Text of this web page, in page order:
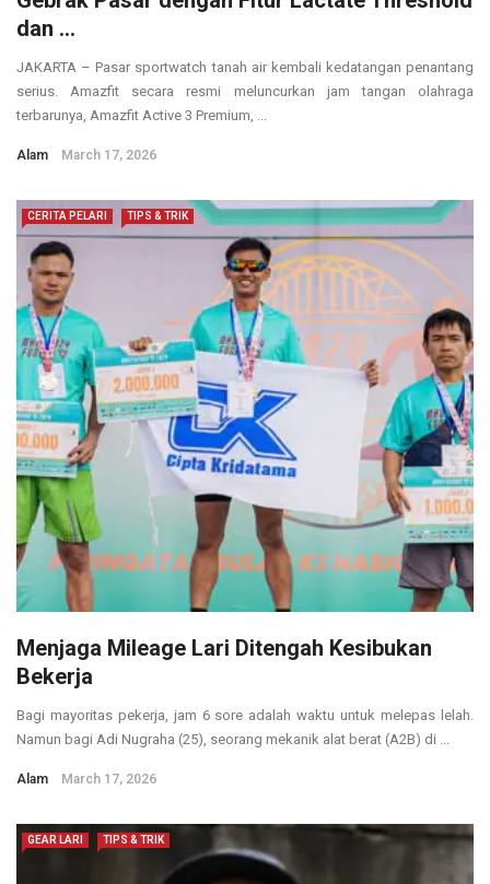
dan ...
JAKARTA – Pasar sportwatch tanah air kembali kedatangan penantang
serius. Amazfit secara resmi meluncurkan jam tangan olahraga
terbarunya, Amazfit Active 3 Premium, ...
Alam March 17, 2026
CERITA PELARI TIPS & TRIK
Menjaga Mileage Lari Ditengah Kesibukan
Bekerja
Bagi mayoritas pekerja, jam 6 sore adalah waktu untuk melepas lelah.
Namun bagi Adi Nugraha (25), seorang mekanik alat berat (A2B) di ...
Alam March 17, 2026
GEAR LARI TIPS & TRIK